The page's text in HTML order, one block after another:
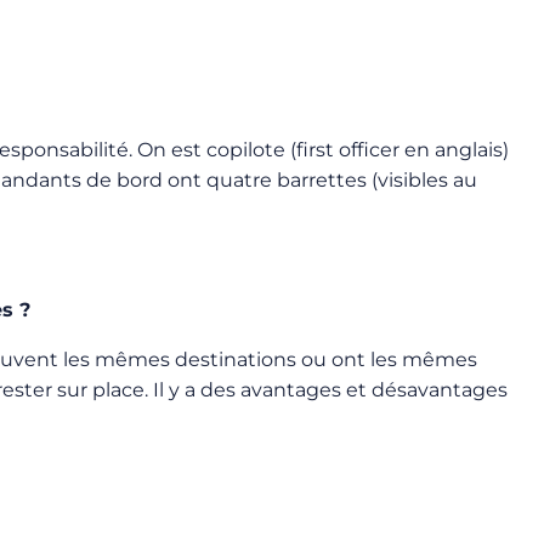
On est copilote (first officer en anglais)
de bord ont quatre barrettes (visibles au
?
les mêmes destinations ou ont les mêmes
sur place. Il y a des avantages et désavantages